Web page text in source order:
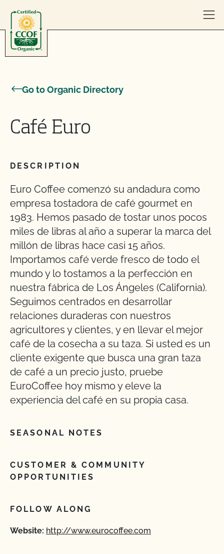
Go to Organic Directory
Café Euro
DESCRIPTION
Euro Coffee comenzó su andadura como
empresa tostadora de café gourmet en
1983. Hemos pasado de tostar unos pocos
miles de libras al año a superar la marca del
millón de libras hace casi 15 años.
Importamos café verde fresco de todo el
mundo y lo tostamos a la perfección en
nuestra fábrica de Los Ángeles (California).
Seguimos centrados en desarrollar
relaciones duraderas con nuestros
agricultores y clientes, y en llevar el mejor
café de la cosecha a su taza. Si usted es un
cliente exigente que busca una gran taza
de café a un precio justo, pruebe
EuroCoffee hoy mismo y eleve la
experiencia del café en su propia casa.
SEASONAL NOTES
CUSTOMER & COMMUNITY
OPPORTUNITIES
FOLLOW ALONG
Website: http://www.eurocoffee.com